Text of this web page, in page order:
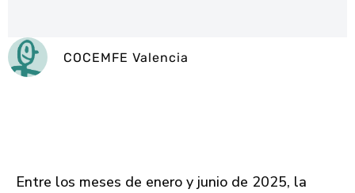
COCEMFE Valencia
Entre los meses de enero y junio de 2025, la